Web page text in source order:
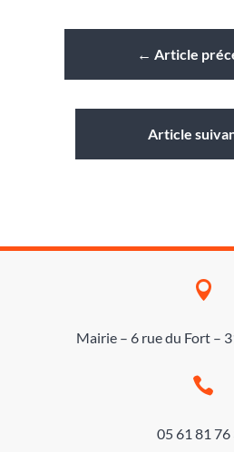
← Article
Article

Mairie – 6 rue du Fort –

05 61 81 76